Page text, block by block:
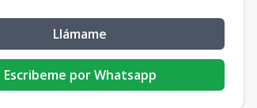
Llámame
Escribeme por Whatsapp